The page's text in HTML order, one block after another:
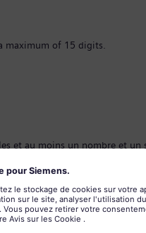
maximum of 15 digits.
et au moins un nombre et un